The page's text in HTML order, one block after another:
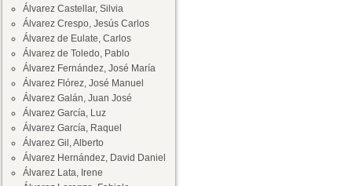
Álvarez Castellar, Silvia
Álvarez Crespo, Jesús Carlos
Álvarez de Eulate, Carlos
Álvarez de Toledo, Pablo
Álvarez Fernández, José María
Álvarez Flórez, José Manuel
Álvarez Galán, Juan José
Álvarez García, Luz
Álvarez García, Raquel
Álvarez Gil, Alberto
Álvarez Hernández, David Daniel
Álvarez Lata, Irene